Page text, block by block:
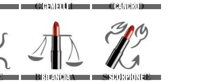
GEMELLI CANCRO
BILANCIA SCORPIONE